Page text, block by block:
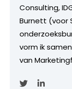
Consulting,
Burnett (voor
vorm ik
van